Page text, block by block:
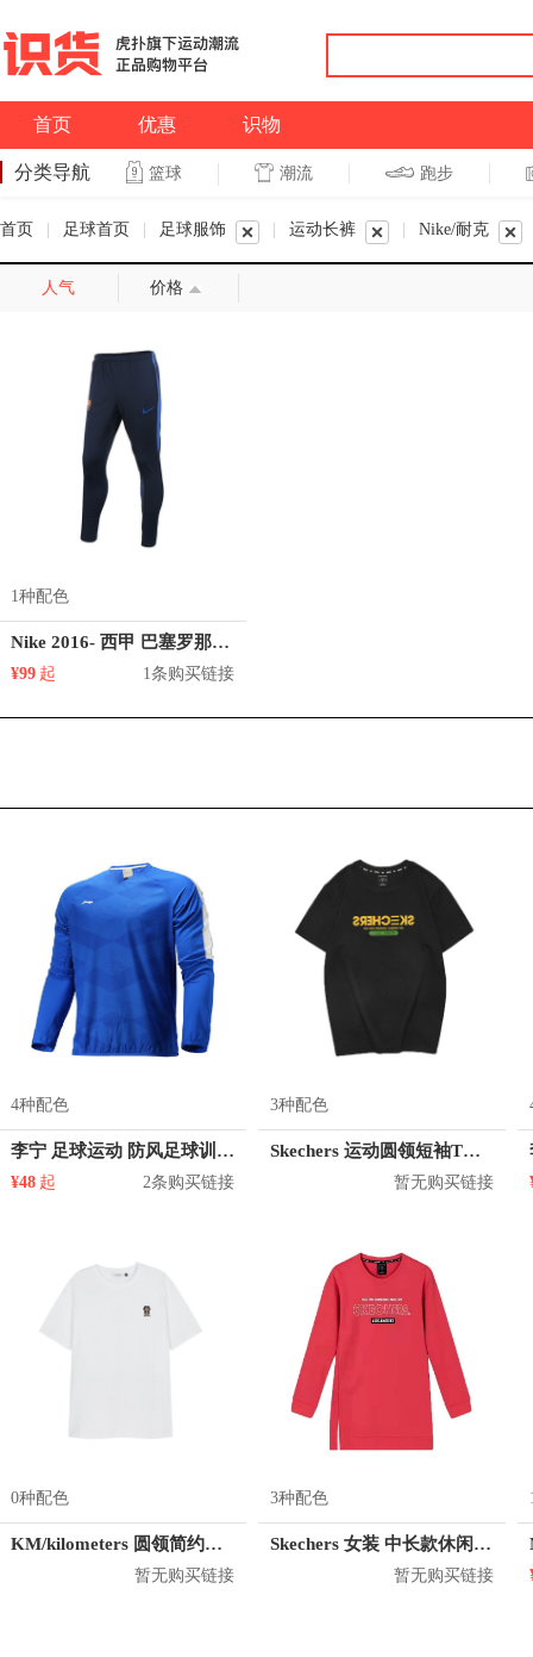
首页 优惠 识物
分类导航 篮球 潮流 跑步
首页 足球首页 足球服饰 运动长裤 Nike/耐克
人气 价格
1种配色
Nike 2016- 西甲 巴塞罗那训练长裤 808950
¥99 起 1条购买链接
4种配色
李宁 足球运动 防风足球训练长袖T恤 AFDM213
¥48 起 2条购买链接
3种配色
Skechers 运动圆领短袖T恤 男女同款 L221U062
暂无购买链接
0种配色
KM/kilometers 圆领简约短袖T恤 M2X2108073
暂无购买链接
3种配色
Skechers 女装 中长款休闲运动卫衣 L120W004
暂无购买链接